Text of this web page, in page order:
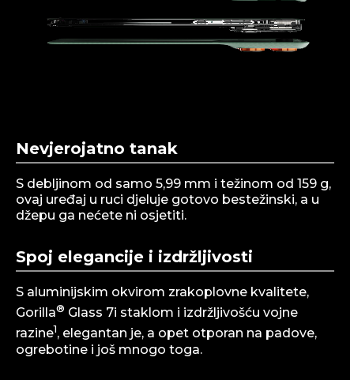
Nevjerojatno tanak
S debljinom od samo 5,99 mm i težinom od 159 g,
ovaj uređaj u ruci djeluje gotovo bestežinski, a u
džepu ga nećete ni osjetiti.
Spoj elegancije i izdržljivosti
S aluminijskim okvirom zrakoplovne kvalitete,
Gorilla® Glass 7i staklom i izdržljivošću vojne
razine1, elegantan je, a opet otporan na padove,
ogrebotine i još mnogo toga.